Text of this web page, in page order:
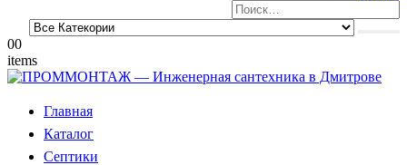
00
items
Главная
Каталог
Септики